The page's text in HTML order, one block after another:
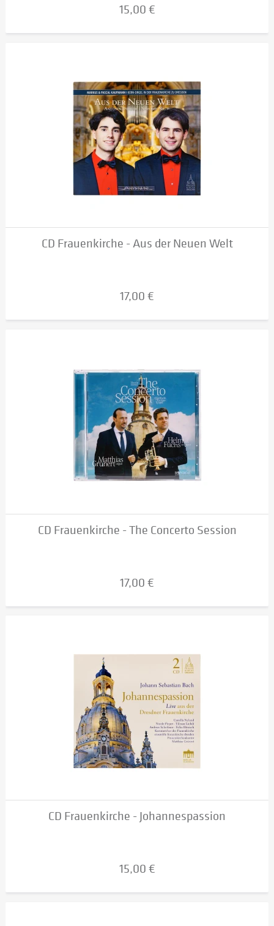
15,00 €
CD Frauenkirche - Aus der Neuen Welt
17,00 €
CD Frauenkirche - The Concerto Session
17,00 €
CD Frauenkirche - Johannespassion
15,00 €